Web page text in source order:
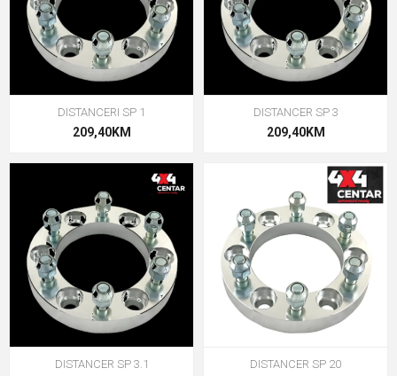
DISTANCERI SP 1
209,40KM
DISTANCER SP 3
209,40KM
DISTANCER SP 3.1 DISTANCER SP 20